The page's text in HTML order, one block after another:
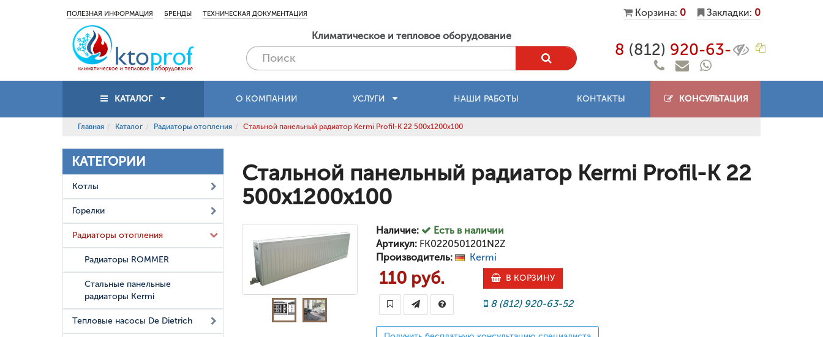
ПОЛЕЗНАЯ ИНФОРМАЦИЯ БРЕНДЫ ТЕХНИЧЕСКАЯ ДОКУМЕНТАЦИЯ Корзина: 0 Закладки: 0
Климатическое и тепловое оборудование
8 (812) 920-63-
КАТАЛОГ О КОМПАНИИ УСЛУГИ НАШИ РАБОТЫ КОНТАКТЫ КОНСУЛЬТАЦИЯ
Главная Каталог Радиаторы отопления Стальной панельный радиатор Kermi Profil-K 22 500x1200x100
КАТЕГОРИИ
Котлы
Горелки
Радиаторы отопления
Радиаторы ROMMER
Стальные панельные
радиаторы Kermi
Тепловые насосы De Dietrich
Стальной панельный радиатор Kermi Profil-K 22
500x1200x100
Наличие:
Есть в наличии
Артикул:FK0220501201N2Z
Производитель:
Kermi
110 руб. В КОРЗИНУ
8 (812) 920-63-52